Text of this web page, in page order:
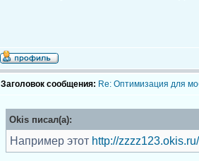
Заголовок сообщения: Re: Оптимизация для
Okis писал(а):
Например этот http://zzzz123.okis.ru/